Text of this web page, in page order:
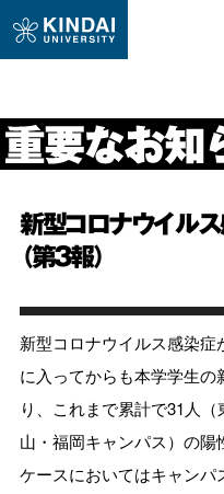
新型コロナウイル
（第3報）
新型コロナウイルス感染症
に入ってからも本学学生
り、これまで累計で31人
山・福岡キャンパス）の
ケースにおいてはキャンパ